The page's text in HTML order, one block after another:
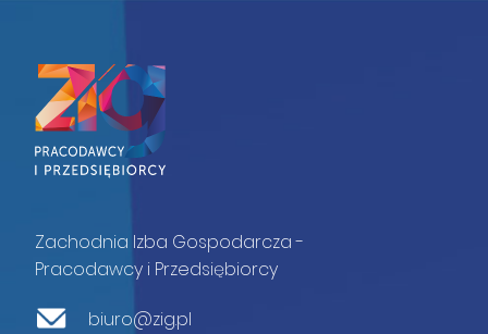
Zachodnia Izba Gospodarcza -
Pracodawcy i Przedsiębiorcy
biuro@zig.pl